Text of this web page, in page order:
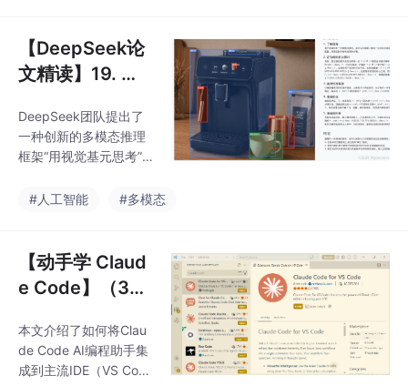
V4 技术报告。
【DeepSeek论
文精读】19. 多
元思考
DeepSeek团队提出了
一种创新的多模态推理
框架“用视觉基元思考”
Primitives），通过将点
决传统多模态大模型
（MLLMs）在空间推理
任务中的指代鸿沟问
DeepSeek-V4-Flash架
构，结合自研DeepSee
k-ViT，实现了7056倍
#人工智能 #多模态
【动手学 Claud
e Code】（3）
与 IDE 的集成
本文介绍了如何将Clau
de Code AI编程助手集
成到主流IDE（VS Cod